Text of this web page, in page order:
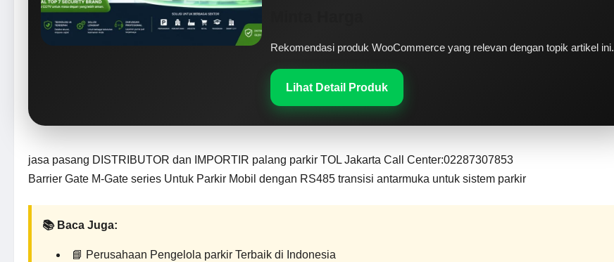
Rekomendasi produk WooCommerce yang relevan dengan topik artikel ini.
Lihat Detail Produk
jasa pasang DISTRIBUTOR dan IMPORTIR palang parkir TOL Jakarta Call Center:02287307853
Barrier Gate M-Gate series Untuk Parkir Mobil dengan RS485 transisi antarmuka untuk sistem parkir
📚 Baca Juga:
📘 Perusahaan Pengelola parkir Terbaik di Indonesia